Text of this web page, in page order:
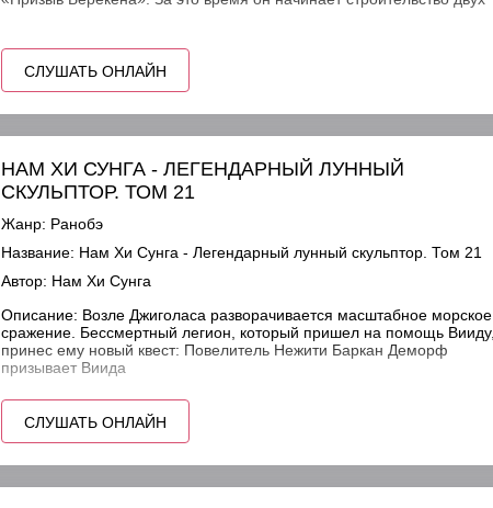
СЛУШАТЬ ОНЛАЙН
НАМ ХИ СУНГА - ЛЕГЕНДАРНЫЙ ЛУННЫЙ
СКУЛЬПТОР. ТОМ 21
Жанр: Ранобэ
Название: Нам Хи Сунга - Легендарный лунный скульптор. Том 21
Автор: Нам Хи Сунга
Описание: Возле Джиголаса разворачивается масштабное морское
сражение. Бессмертный легион, который пришел на помощь Вииду,
принес ему новый квест: Повелитель Нежити Баркан Деморф
призывает Виида
СЛУШАТЬ ОНЛАЙН